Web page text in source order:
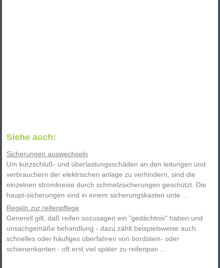
Siehe auch:
Sicherungen auswechseln
Um kurzschluß- und überlastungsschäden an den leitungen und
verbrauchern der elektrischen anlage zu verhindern, sind die
einzelnen stromkreise durch schmelzsicherungen geschützt. Die
haupt-sicherungen sind in einem sicherungskasten unte ...
Regeln zur reifenpflege
Generell gilt, daß reifen sozusagen ein "gedächtnis" haben und
unsachgemäße behandlung - dazu zählt beispielsweise auch
schnelles oder häufiges überfahren von bordstein- oder
schienenkanten - oft erst viel später zu reifenpan ...